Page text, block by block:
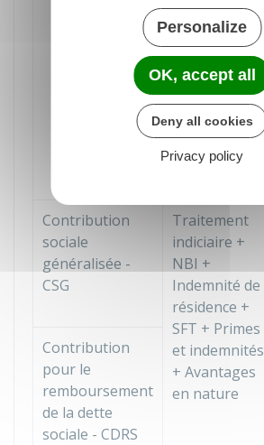
Primes et
indemnités +
Avantages en
nature dans
la limite de
20 % du
montant du
traitement
Contribution
sociale
généralisée -
CSG
Traitement
indiciaire +
NBI +
Indemnité de
résidence +
SFT + Primes
et indemnités
+ Avantages
en nature
Contribution
pour le
remboursement
de la dette
sociale - CDRS
Personalize
OK, accept all
Deny all cookies
Privacy policy